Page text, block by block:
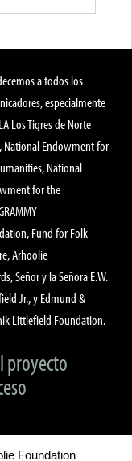
a todos los
especialmente
Los Tigres de Norte
National Endowment for
National
for the
Fund for Folk
Arhoolie
Señor y la Señora E.W.
Jr., y Edmund &
Littlefield Foundation.
proyecto
Foundation